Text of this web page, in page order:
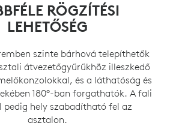
RÖGZÍTÉSI
LEHETŐSÉG
szinte bárhová telepíthetők
átvezetőgyűrűkhöz illeszkedő
és a láthatóság és
180°-ban forgathatók. A fali
pedig hely szabadítható fel az
asztalon.